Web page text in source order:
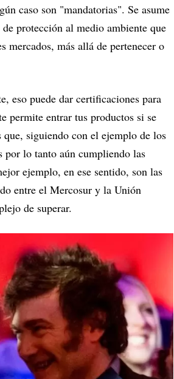
caso son "mandatorias". Se asume
protección al medio ambiente que
mercados, más allá de pertenecer o
eso puede dar certificaciones para
permite entrar tus productos si se
siguiendo con el ejemplo de los
por lo tanto aún cumpliendo las
ejemplo, en ese sentido, son las
entre el Mercosur y la Unión
de superar.